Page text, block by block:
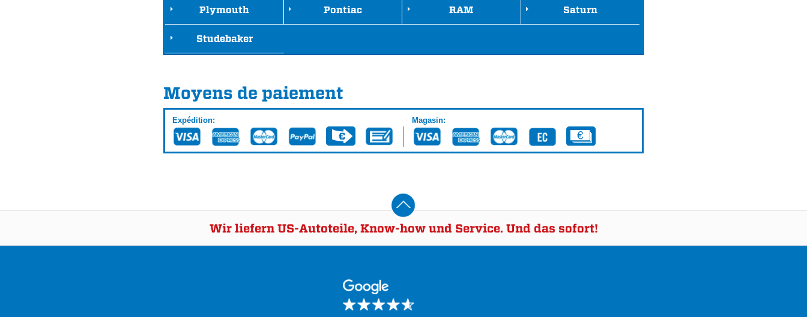
Plymouth Pontiac RAM Saturn
Studebaker
Moyens de paiement
Expédition: Magasin:
Wir liefern US-Autoteile, Know-how und Service. Und das sofort!